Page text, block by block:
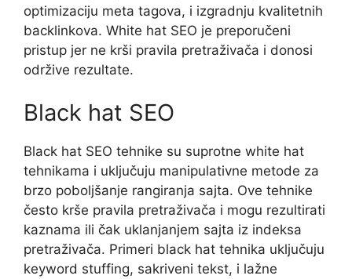
optimizaciju meta tagova, i izgradnju kvalitetnih
backlinkova. White hat SEO je preporučeni
pristup jer ne krši pravila pretraživača i donosi
održive rezultate.
Black hat SEO
Black hat SEO tehnike su suprotne white hat
tehnikama i uključuju manipulativne metode za
brzo poboljšanje rangiranja sajta. Ove tehnike
često krše pravila pretraživača i mogu rezultirati
kaznama ili čak uklanjanjem sajta iz indeksa
pretraživača. Primeri black hat tehnika uključuju
keyword stuffing, sakriveni tekst, i lažne